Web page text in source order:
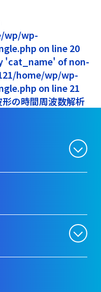
wp/wp-
on line 20
'cat_name' of non-
home/wp/wp-
on line 21
の時間周波数解析